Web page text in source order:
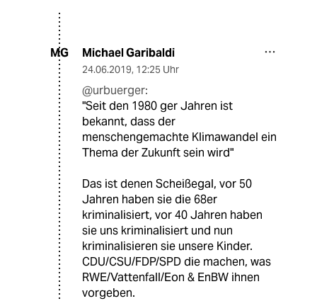
MG Michael Garibaldi
24.06.2019, 12:25 Uhr
@urbuerger:
"Seit den 1980 ger Jahren ist
bekannt, dass der
menschengemachte Klimawandel ein
Thema der Zukunft sein wird"
Das ist denen Scheißegal, vor 50
Jahren haben sie die 68er
kriminalisiert, vor 40 Jahren haben
sie uns kriminalisiert und nun
kriminalisieren sie unsere Kinder.
CDU/CSU/FDP/SPD die machen, was
RWE/Vattenfall/Eon & EnBW ihnen
vorgeben.